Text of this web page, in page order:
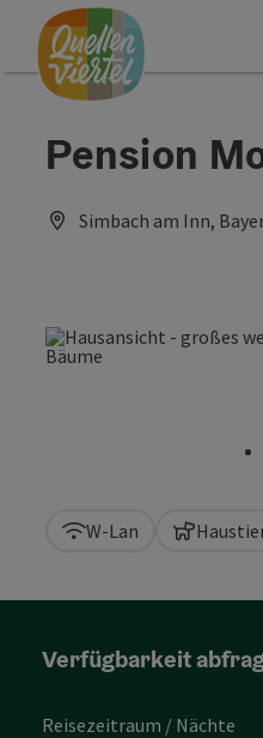
Zum Inhalt
Zur Navigation
Zum Seitenanfang
Pension
Simbach am Inn,
W-Lan
Verfügbarkeit
Reisezeitraum / Nächte